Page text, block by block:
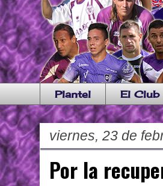
Plantel El Club
viernes, 23 de
Por la